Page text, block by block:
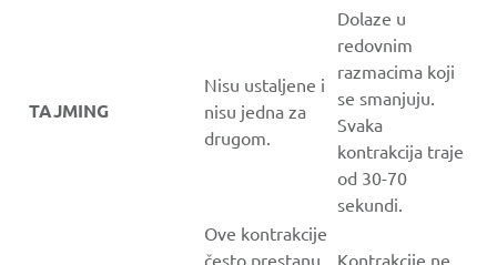
TAJMING
Nisu ustaljene i
nisu jedna za
drugom.
Dolaze u
redovnim
razmacima koji
se smanjuju.
Svaka
kontrakcija traje
od 30-70
sekundi.
Ove kontrakcije
često prestanu
Kontrakcije ne